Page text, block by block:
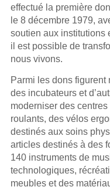
effectué la première
le 8 décembre 1979,
soutien aux institutions
il est possible de
nous vivons.
Parmi les dons figurent
des incubateurs et
moderniser des
roulants, des vélos
destinés aux soins
articles destinés à des
140 instruments de
technologiques,
meubles et des